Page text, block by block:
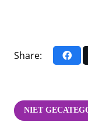
Share:
NIET